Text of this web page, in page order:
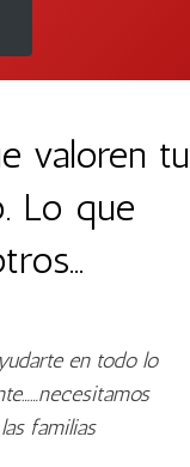
valoren tu
Lo que
en todo lo
familias